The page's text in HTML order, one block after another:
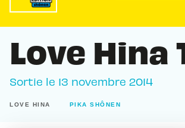
Love Hina
Sortie le 13 novembre 2014
LOVE HINA PIKA SHÔNEN